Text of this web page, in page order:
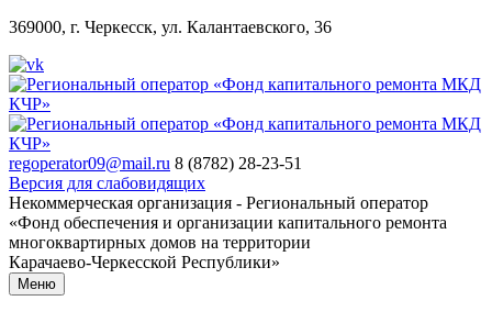
369000, г. Черкесск, ул. Калантаевского, 36
regoperator09@mail.ru 8 (8782) 28-23-51
Версия для слабовидящих
Некоммерческая организация - Региональный оператор
«Фонд обеспечения и организации капитального ремонта
многоквартирных домов на территории
Карачаево-Черкесской Республики»
Меню